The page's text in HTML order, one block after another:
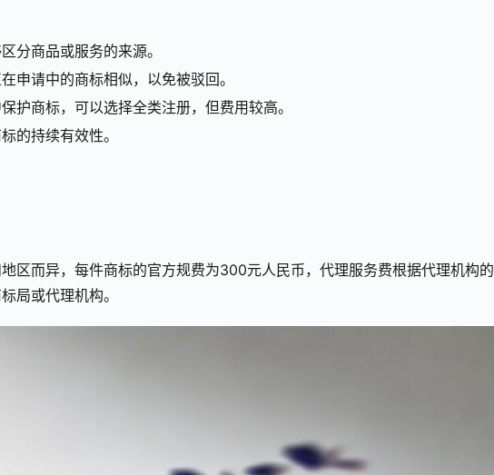
分商品或服务的来源。
申请中的商标相似，以免被驳回。
护商标，可以选择全类注册，但费用较高。
的持续有效性。
区而异，每件商标的官方规费为300元人民币，代理服务费根据代理机构
局或代理机构。